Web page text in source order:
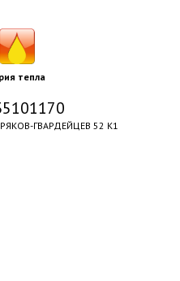
тепла
ГВАРДЕЙЦЕВ 52 К1